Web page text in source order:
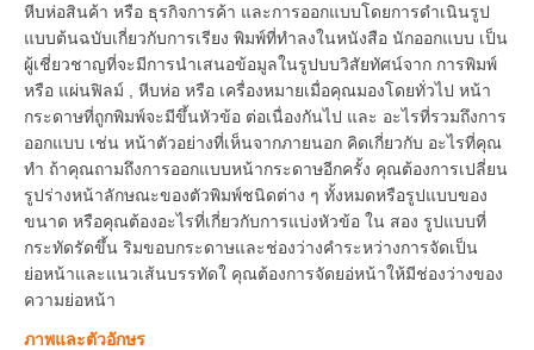
หีบห่อสินค้า หรือ ธุรกิจการค้า และการออกแบบโดยการดำเนินรูป
แบบต้นฉบับเกี่ยวกับการเรียง พิมพ์ที่ทำลงในหนังสือ นักออกแบบ เป็น
ผู้เชี่ยวชาญที่จะมีการนำเสนอข้อมูลในรูปบบวิสัยทัศน์จาก การพิมพ์
หรือ แผ่นฟิลม์ , หีบห่อ หรือ เครื่องหมายเมื่อคุณมองโดยทั่วไป หน้า
กระดาษที่ถูกพิมพ์จะมีขึ้นหัวข้อ ต่อเนื่องกันไป และ อะไรที่รวมถึงการ
ออกแบบ เช่น หน้าตัวอย่างที่เห็นจากภายนอก คิดเกี่ยวกับ อะไรที่คุณ
ทำ ถ้าคุณถามถึงการออกแบบหน้ากระดาษอีกครั้ง คุณต้องการเปลี่ยน
รูปร่างหน้าลักษณะของตัวพิมพ์ชนิดต่าง ๆ ทั้งหมดหรือรูปแบบของ
ขนาด หรือคุณต้องอะไรที่เกี่ยวกับการแบ่งหัวข้อ ใน สอง รูปแบบที่
กระทัดรัดขึ้น ริมขอบกระดาษและช่องว่างคำระหว่างการจัดเป็น
ย่อหน้าและแนวเส้นบรรทัดใ คุณต้องการจัดยอ่หน้าให้มีช่องว่างของ
ความย่อหน้า
ภาพและตัวอักษร